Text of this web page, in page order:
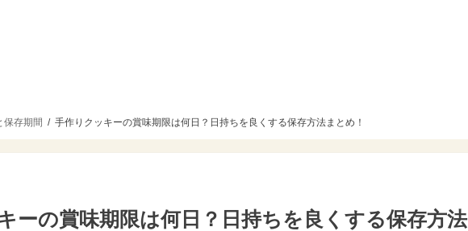
保存期間 手作りクッキーの賞味期限は何日？日持ちを良くする保存方法まとめ！
ーの賞味期限は何日？日持ちを良くする保存方法